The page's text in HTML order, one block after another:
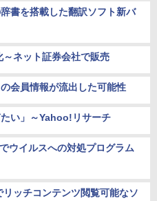
書を搭載した翻訳ソフト新バ
ネット証券会社で販売
会員情報が流出した可能性
い」～Yahoo!リサーチ
ウイルスへの対処プログラム
ッチコンテンツ閲覧可能なソ